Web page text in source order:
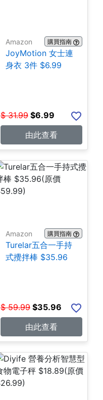
Amazon 購買指南
JoyMotion 女士連
身衣 3件 $6.99
$ 31.99 $6.99
由此查看
Amazon 購買指南
Turelar五合一手持
式攪拌棒 $35.96
$ 59.99 $35.96
由此查看